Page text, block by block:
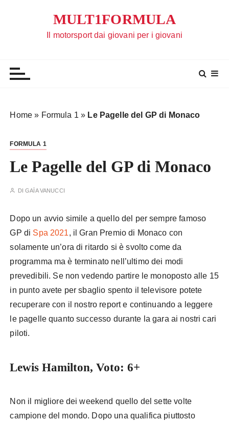
MULT1FORMULA
Il motorsport dai giovani per i giovani
Home » Formula 1 » Le Pagelle del GP di Monaco
FORMULA 1
Le Pagelle del GP di Monaco
DIGAÏA VANUCCI
Dopo un avvio simile a quello del per sempre famoso
GP di Spa 2021, il Gran Premio di Monaco con
solamente un’ora di ritardo si è svolto come da
programma ma è terminato nell’ultimo dei modi
prevedibili. Se non vedendo partire le monoposto alle 15
in punto avete per sbaglio spento il televisore potete
recuperare con il nostro report e continuando a leggere
le pagelle quanto successo durante la gara ai nostri cari
piloti.
Lewis Hamilton, Voto: 6+
Non il migliore dei weekend quello del sette volte
campione del mondo. Dopo una qualifica piuttosto